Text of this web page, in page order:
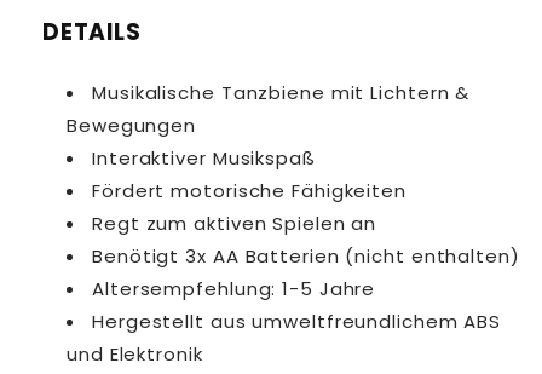
DETAILS
Musikalische Tanzbiene mit Lichtern &
Bewegungen
Interaktiver Musikspaß
Fördert motorische Fähigkeiten
Regt zum aktiven Spielen an
Benötigt 3x AA Batterien (nicht enthalten)
Altersempfehlung: 1-5 Jahre
Hergestellt aus umweltfreundlichem ABS
und Elektronik